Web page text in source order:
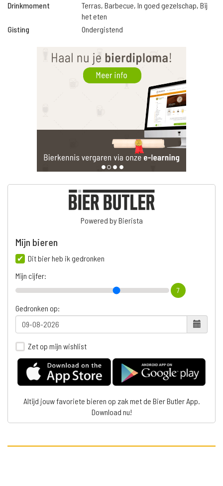
Drinkmoment
Terras, Barbecue, In goed gezelschap, Bij
het eten
Gisting
Ondergistend
Powered by Bierista
Mijn bieren
Dit bier heb ik gedronken
Mijn cijfer:
7
Gedronken op:
Zet op mijn wishlist
Altijd jouw favoriete bieren op zak met de Bier Butler App.
Download nu!